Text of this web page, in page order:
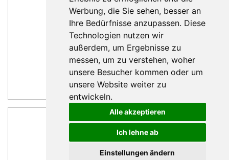
Werbung, die Sie sehen, besser an
Ihre Bedürfnisse anzupassen. Diese
Technologien nutzen wir
außerdem, um Ergebnisse zu
messen, um zu verstehen, woher
unsere Besucher kommen oder um
unsere Website weiter zu
entwickeln.
Alle akzeptieren
Ich lehne ab
Einstellungen ändern
Mario Studer
Leiter Fachbereich Simulation und Design
Nachricht schreiben